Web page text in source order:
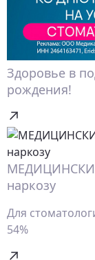
Здоровье в
рождения!
наркозу
Для
54%